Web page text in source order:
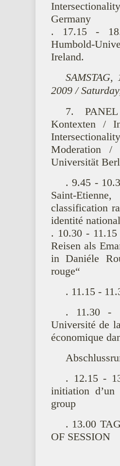
Germany
. 17.15 -
Humbold-
Ireland.
SAMSTAG,
2009 /
7.
Kontexten /
Moderation /
Universität
. 9.45 -
Saint-
classification
identité
. 10.30 -
Reisen als
in Daniéle
rouge“
. 11.15 -
. 11.30 -
Université de
économique
. 12.15 -
initiation
group
. 13.00
OF SESSION